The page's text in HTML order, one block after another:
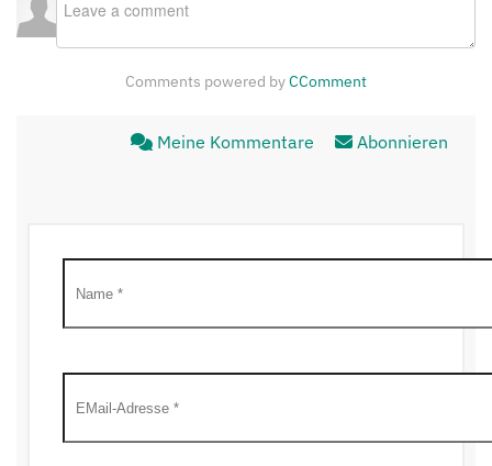
Comments powered byCComment
Meine Kommentare Abonnieren